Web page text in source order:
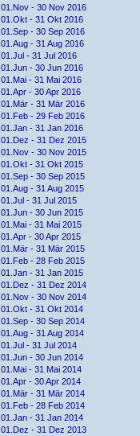
01.Nov - 30 Nov 2016
01.Okt - 31 Okt 2016
01.Sep - 30 Sep 2016
01.Aug - 31 Aug 2016
01.Jul - 31 Jul 2016
01.Jun - 30 Jun 2016
01.Mai - 31 Mai 2016
01.Apr - 30 Apr 2016
01.Mär - 31 Mär 2016
01.Feb - 29 Feb 2016
01.Jan - 31 Jan 2016
01.Dez - 31 Dez 2015
01.Nov - 30 Nov 2015
01.Okt - 31 Okt 2015
01.Sep - 30 Sep 2015
01.Aug - 31 Aug 2015
01.Jul - 31 Jul 2015
01.Jun - 30 Jun 2015
01.Mai - 31 Mai 2015
01.Apr - 30 Apr 2015
01.Mär - 31 Mär 2015
01.Feb - 28 Feb 2015
01.Jan - 31 Jan 2015
01.Dez - 31 Dez 2014
01.Nov - 30 Nov 2014
01.Okt - 31 Okt 2014
01.Sep - 30 Sep 2014
01.Aug - 31 Aug 2014
01.Jul - 31 Jul 2014
01.Jun - 30 Jun 2014
01.Mai - 31 Mai 2014
01.Apr - 30 Apr 2014
01.Mär - 31 Mär 2014
01.Feb - 28 Feb 2014
01.Jan - 31 Jan 2014
01.Dez - 31 Dez 2013